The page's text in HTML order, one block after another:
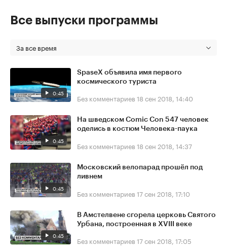
Все выпуски программы
За все время
0:45
SpaseX объявила имя первого
космического туриста
Без комментариев 18 сен 2018, 14:40
0:45
На шведском Comic Con 547 человек
оделись в костюм Человека-паука
Без комментариев 18 сен 2018, 14:37
0:45
Московский велопарад прошёл под
ливнем
Без комментариев 17 сен 2018, 17:10
0:45
В Амстелвене сгорела церковь Святого
Урбана, построенная в XVIII веке
Без комментариев 17 сен 2018, 17:05